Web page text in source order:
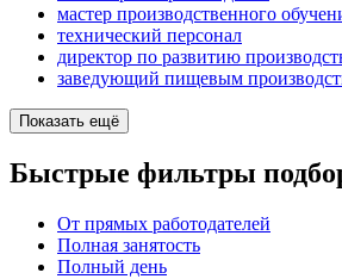
мастер производственного
технический персонал
директор по развитию
заведующий пищевым
Показать ещё
Быстрые фильтры
От прямых работодателей
Полная занятость
Полный день